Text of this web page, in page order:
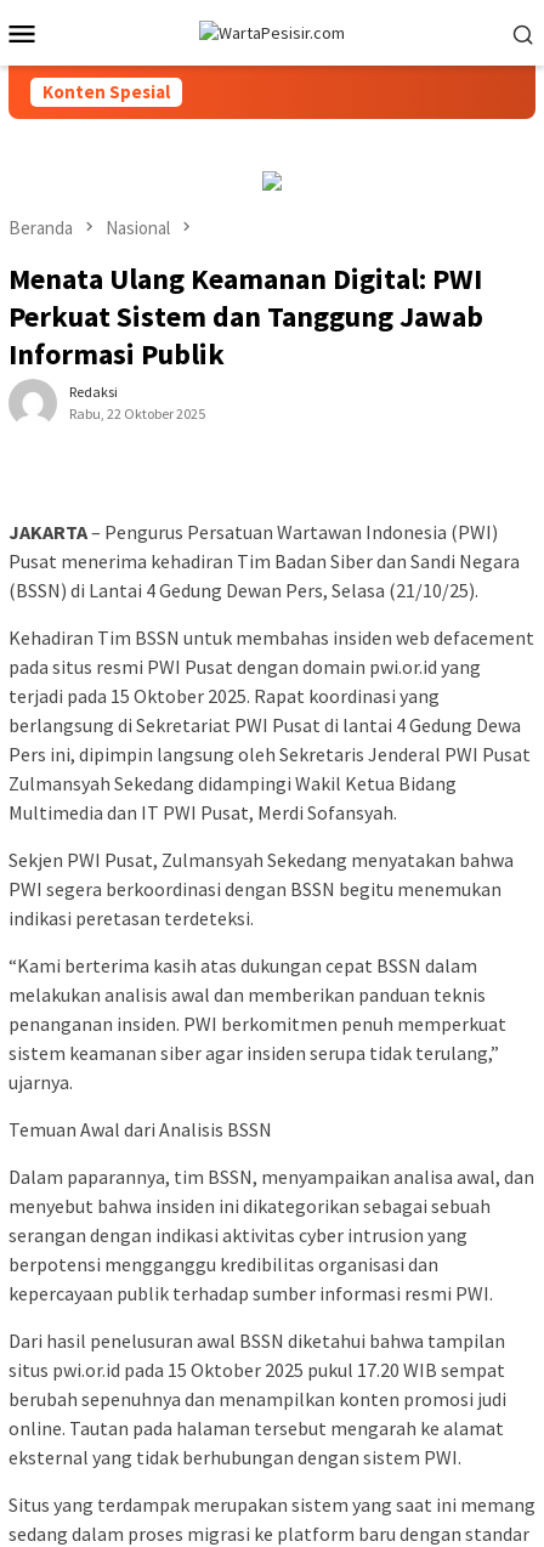
ke
kontenMobile
Konten Spesial
Beranda Nasional
Menata Ulang Keamanan Digital: PWI
Perkuat Sistem dan Tanggung Jawab
Informasi Publik
Redaksi
Rabu, 22 Oktober 2025
JAKARTA– Pengurus Persatuan Wartawan Indonesia (PWI)
Pusat menerima kehadiran Tim Badan Siber dan Sandi Negara
(BSSN) di Lantai 4 Gedung Dewan Pers, Selasa (21/10/25).
Kehadiran Tim BSSN untuk membahas insiden web defacement
pada situs resmi PWI Pusat dengan domain pwi.or.id yang
terjadi pada 15 Oktober 2025. Rapat koordinasi yang
berlangsung di Sekretariat PWI Pusat di lantai 4 Gedung Dewa
Pers ini, dipimpin langsung oleh Sekretaris Jenderal PWI Pusat
Zulmansyah Sekedang didampingi Wakil Ketua Bidang
Multimedia dan IT PWI Pusat, Merdi Sofansyah.
Sekjen PWI Pusat, Zulmansyah Sekedang menyatakan bahwa
PWI segera berkoordinasi dengan BSSN begitu menemukan
indikasi peretasan terdeteksi.
“Kami berterima kasih atas dukungan cepat BSSN dalam
melakukan analisis awal dan memberikan panduan teknis
penanganan insiden. PWI berkomitmen penuh memperkuat
sistem keamanan siber agar insiden serupa tidak terulang,”
ujarnya.
Temuan Awal dari Analisis BSSN
Dalam paparannya, tim BSSN, menyampaikan analisa awal, dan
menyebut bahwa insiden ini dikategorikan sebagai sebuah
serangan dengan indikasi aktivitas cyber intrusion yang
berpotensi mengganggu kredibilitas organisasi dan
kepercayaan publik terhadap sumber informasi resmi PWI.
Dari hasil penelusuran awal BSSN diketahui bahwa tampilan
situs pwi.or.id pada 15 Oktober 2025 pukul 17.20 WIB sempat
berubah sepenuhnya dan menampilkan konten promosi judi
online. Tautan pada halaman tersebut mengarah ke alamat
eksternal yang tidak berhubungan dengan sistem PWI.
Situs yang terdampak merupakan sistem yang saat ini memang
sedang dalam proses migrasi ke platform baru dengan standar